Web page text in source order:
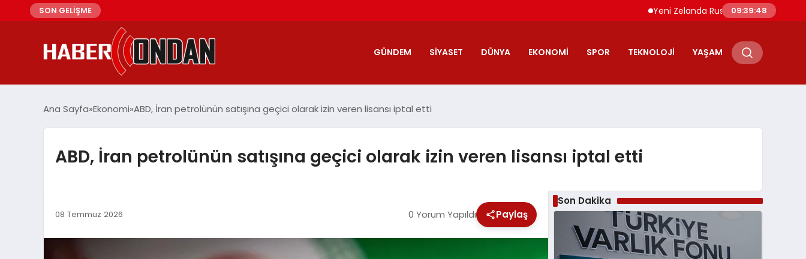
SON GELİŞME Yeni Zelanda Rusya’ya Karşı 36 Tur
09:39:49
GÜNDEM SIYASET DÜNYA EKONOMI SPOR TEKNOLOJI YAŞAM
Ana Sayfa Ekonomi ABD, İran petrolünün satışına geçici olarak izin veren lisansı iptal etti
ABD, İran petrolünün satışına geçici olarak izin veren lisansı iptal etti
08 Temmuz 2026 0 Yorum Yapıldı Paylaş
Son Dakika